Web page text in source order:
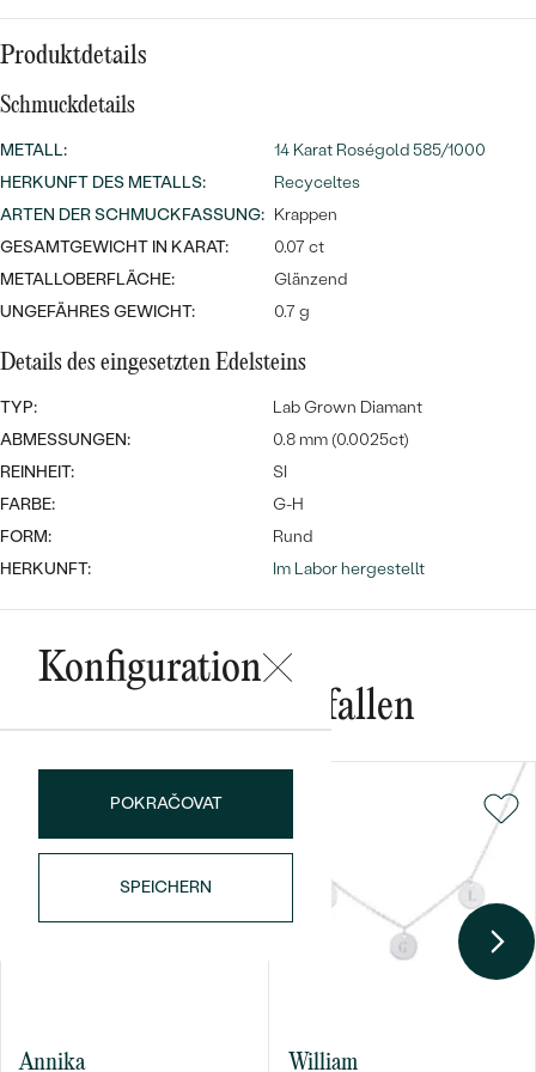
Wave Kollektion
ANSEHEN
NACH DER FARBE
DIAMANTEN
Bestseller
Ohrrinnge
ANSEHEN
Personalisierte
Halsketten
ANSEHEN
Meistverkaufte
Ringe
ANSEHEN
Produktdetails
Schmuckdetails
METALL:
14 Karat Roségold 585/1000
HERKUNFT DES METALLS:
Recyceltes
ARTEN DER SCHMUCKFASSUNG: Krappen
GESAMTGEWICHT IN KARAT:
0.07 ct
METALLOBERFLÄCHE:
Glänzend
UNGEFÄHRES GEWICHT:
0.7 g
Details des eingesetzten Edelsteins
TYP:
Lab Grown Diamant
ABMESSUNGEN:
0.8 mm (0.0025ct)
REINHEIT:
SI
FARBE:
G-H
FORM:
Rund
HERKUNFT:
Im Labor hergestellt
Konfiguration
POKRAČOVAT
SPEICHERN
Das könnte Ihnen gefallen
Annika William